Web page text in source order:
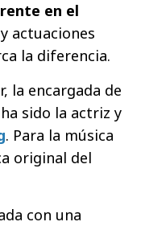
en el
actuaciones
la diferencia.
la encargada de
sido la actriz y
. Para la música
original del
con una